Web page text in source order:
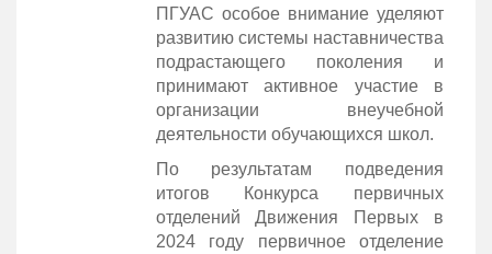
ПГУАС особое внимание уделяют
развитию системы наставничества
подрастающего поколения и
принимают активное участие в
организации внеучебной
деятельности обучающихся школ.
По результатам подведения
итогов Конкурса первичных
отделений Движения Первых в
2024 году первичное отделение